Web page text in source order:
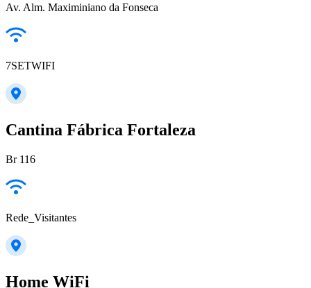
Av. Alm. Maximiniano da Fonseca
7SETWIFI
Cantina Fábrica Fortaleza
Br 116
Rede_Visitantes
Home WiFi